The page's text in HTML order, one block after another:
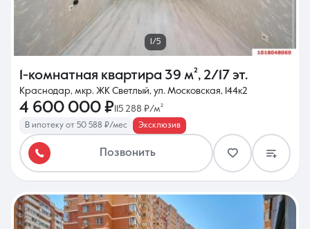
1/5
1-комнатная квартира 39 м², 2/17 эт.
Краснодар, мкр. ЖК Светлый, ул. Московская, 144к2
4 600 000 ₽ 115 288 ₽/м²
В ипотеку от 50 588 ₽/мес Эксклюзив
Позвонить